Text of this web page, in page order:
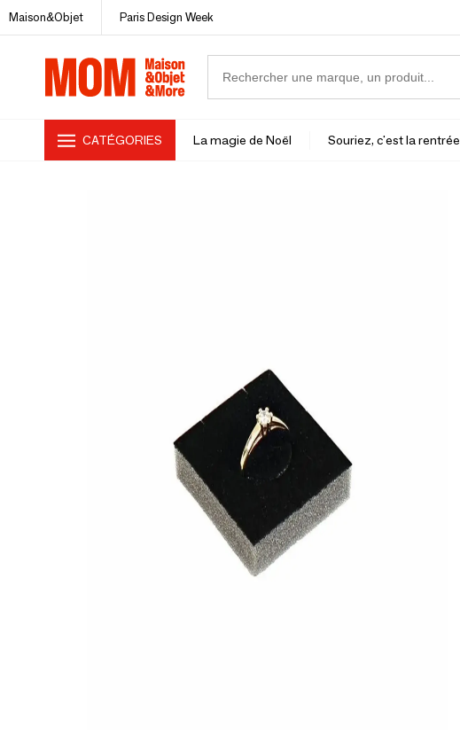
Maison&Objet Paris Design Week
CATÉGORIES La magie de Noël Souriez, c'est la rentrée